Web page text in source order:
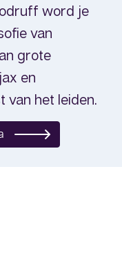
word je
van
grote
en
van het leiden.